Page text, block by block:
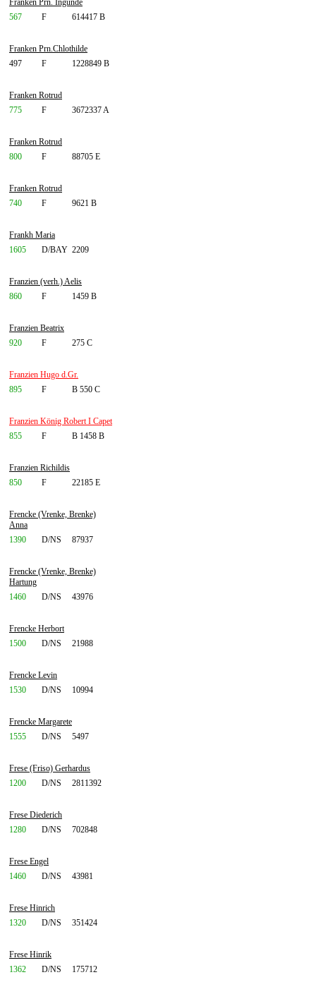
Franken Prn. Ingunde
567
F 614417 B
Franken Prn.Chlothilde
497
F 1228849 B
Franken Rotrud
775
F 3672337 A
Franken Rotrud
800
F 88705 E
Franken Rotrud
740
F 9621 B
Frankh Maria
1605
D/BAY 2209
Franzien (verh.) Aelis
860
F 1459 B
Franzien Beatrix
920
F 275 C
Franzien Hugo d.Gr.
895
F B 550 C
Franzien König Robert I Capet
855
F B 1458 B
Franzien Richildis
850
F 22185 E
Frencke (Vrenke, Brenke)
Anna
1390
D/NS 87937
Frencke (Vrenke, Brenke)
Hartung
1460
D/NS 43976
Frencke Herbort
1500
D/NS 21988
Frencke Levin
1530
D/NS 10994
Frencke Margarete
1555
D/NS 5497
Frese (Friso) Gerhardus
1200
D/NS 2811392
Frese Diederich
1280
D/NS 702848
Frese Engel
1460
D/NS 43981
Frese Hinrich
1320
D/NS 351424
Frese Hinrik
1362
D/NS 175712